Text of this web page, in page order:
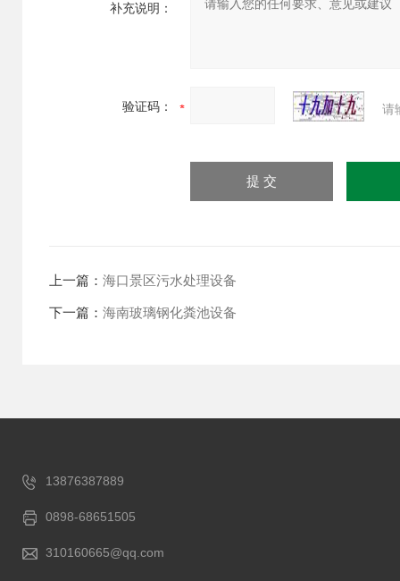
补充说明：
验证码： 请
上一篇： 海口景区污水处理设备
下一篇： 海南玻璃钢化粪池设备
13876387889
0898-68651505
310160665@qq.com